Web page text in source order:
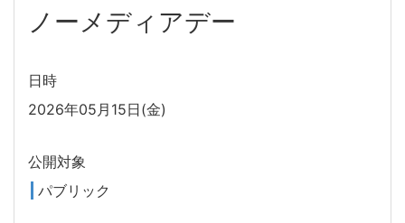
ノーメディアデー
日時
2026年05月15日(金)
公開対象
パブリック